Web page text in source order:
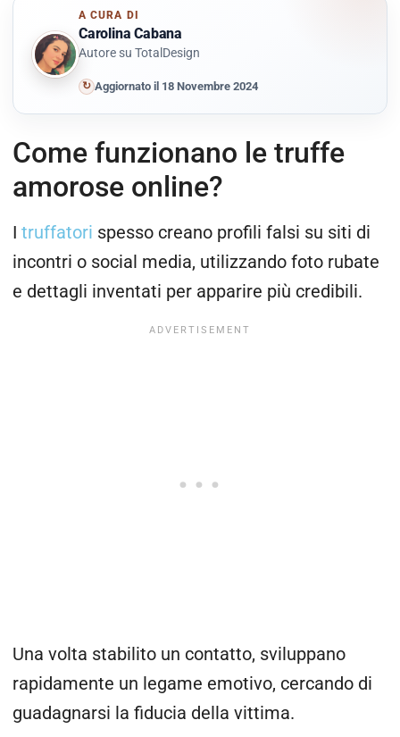
A CURA DI
Carolina Cabana
Autore su TotalDesign
↻ Aggiornato il 18 Novembre 2024
Come funzionano le truffe
amorose online?
I truffatori spesso creano profili falsi su siti di
incontri o social media, utilizzando foto rubate
e dettagli inventati per apparire più credibili.
Una volta stabilito un contatto, sviluppano
rapidamente un legame emotivo, cercando di
guadagnarsi la fiducia della vittima.